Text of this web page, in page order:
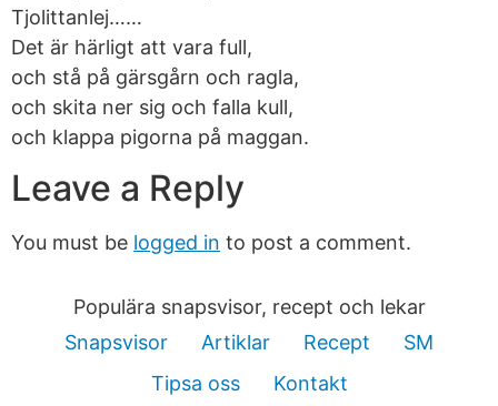
Tjolittanlej……
Det är härligt att vara full,
och stå på gärsgårn och ragla,
och skita ner sig och falla kull,
och klappa pigorna på maggan.
Leave a Reply
You must be logged in to post a comment.
Populära snapsvisor, recept och lekar
Snapsvisor
Artiklar Recept
SM
Tipsa oss
Kontakt